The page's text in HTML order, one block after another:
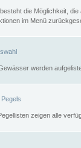
die Möglichkeit,
im Menü
werden
zeigen alle